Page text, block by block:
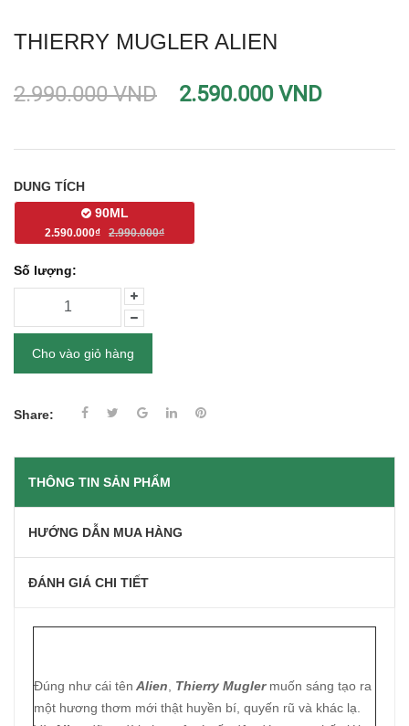
THIERRY MUGLER ALIEN
2.990.000 VND 2.590.000 VND
DUNG TÍCH
90ML
2.590.000₫ 2.990.000₫
Số lượng:
Cho vào giỏ hàng
Share:
THÔNG TIN SẢN PHẨM
HƯỚNG DẪN MUA HÀNG
ĐÁNH GIÁ CHI TIẾT
Đúng như cái tên Alien Thierry Mugler muốn sáng tạo ra
một hương thơm mới thật huyền bí, quyến rũ và khác lạ.